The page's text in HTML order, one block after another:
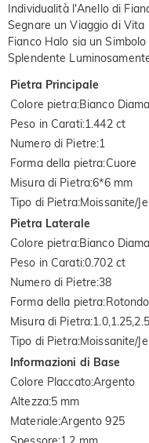
Individualità l'Anello di
Segnare un Viaggio di
Fianco Halo sia un
Splendente
Pietra Principale
Colore pietra:Bianco
Peso in Carati:1.442 ct
Numero di Pietre:1
Forma della pietra:Cuore
Misura di Pietra:6*6 mm
Tipo di Pietra:Moissanite/
Pietra Laterale
Colore pietra:Bianco
Peso in Carati:0.702 ct
Numero di Pietre:38
Forma della pietra:Rotondo
Misura di Pietra:
Tipo di Pietra:Moissanite/
Informazioni di Base
Colore Placcato:Argento
Altezza:5 mm
Materiale:Argento 925